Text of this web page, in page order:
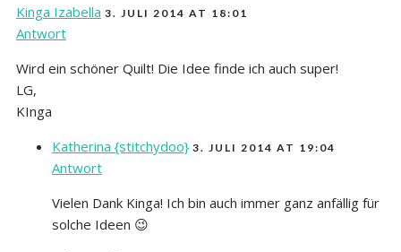
Kinga Izabella 3. JULI 2014 AT 18:01
Antwort
Wird ein schöner Quilt! Die Idee finde ich auch super!
LG,
KInga
Katherina {stitchydoo} 3. JULI 2014 AT 19:04
Antwort
Vielen Dank Kinga! Ich bin auch immer ganz anfällig für
solche Ideen 😉